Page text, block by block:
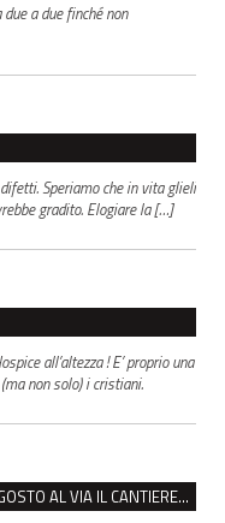
a due finché non
Speriamo che in vita glieli
gradito. Elogiare la […]
all’altezza ! E’ proprio una
non solo) i cristiani.
REGGIO. PORTA SANTA CROCE, DAL 24 AGOSTO AL VIA IL CANTIERE PER IL NUOVO COLLETTORE FOGNARIO